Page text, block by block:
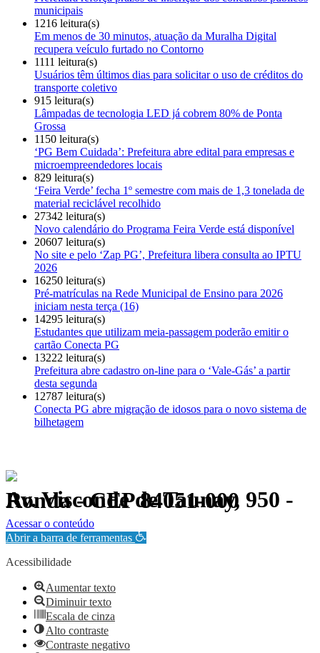
municipais
1216 leitura(s)
Em menos de 30 minutos, atuação da Muralha Digital
recupera veículo furtado no Contorno
1111 leitura(s)
Usuários têm últimos dias para solicitar o uso de créditos do
transporte coletivo
915 leitura(s)
Lâmpadas de tecnologia LED já cobrem 80% de Ponta
Grossa
1150 leitura(s)
‘PG Bem Cuidada’: Prefeitura abre edital para empresas e
microempreendedores locais
829 leitura(s)
‘Feira Verde’ fecha 1º semestre com mais de 1,3 tonelada de
material reciclável recolhido
27342 leitura(s)
Novo calendário do Programa Feira Verde está disponível
20607 leitura(s)
No site e pelo ‘Zap PG’, Prefeitura libera consulta ao IPTU
2026
16250 leitura(s)
Pré-matrículas na Rede Municipal de Ensino para 2026
iniciam nesta terça (16)
14295 leitura(s)
Estudantes que utilizam meia-passagem poderão emitir o
cartão Conecta PG
13222 leitura(s)
Prefeitura abre cadastro on-line para o ‘Vale-Gás’ a partir
desta segunda
12787 leitura(s)
Conecta PG abre migração de idosos para o novo sistema de
bilhetagem
Av. Visconde de Taunay, 950 - Ronda - CEP 84051-000
Política de Privacidade.
Acessar o conteúdo
Abrir a barra de ferramentas
Acessibilidade
Aumentar texto
Diminuir texto
Escala de cinza
Alto contraste
Contraste negativo